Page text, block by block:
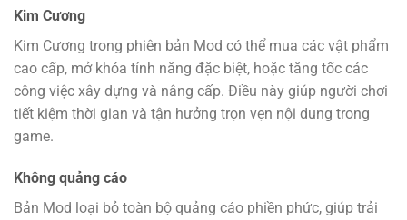
Kim Cương
Kim Cương trong phiên bản Mod có thể mua các vật phẩm
cao cấp, mở khóa tính năng đặc biệt, hoặc tăng tốc các
công việc xây dựng và nâng cấp. Điều này giúp người chơi
tiết kiệm thời gian và tận hưởng trọn vẹn nội dung trong
game.
Không quảng cáo
Bản Mod loại bỏ toàn bộ quảng cáo phiền phức, giúp trải